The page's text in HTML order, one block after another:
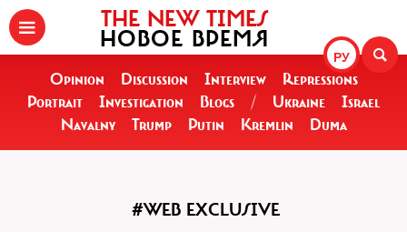
РУ
THE NEW TIMES
НОВОЕ ВРЕМЯ
Opinion Discussion Interview
Repressions
Portrait
Investigation Blogs / Ukraine
Israel
Navalny
Trump Putin Kremlin Duma
#WEB EXCLUSIVE